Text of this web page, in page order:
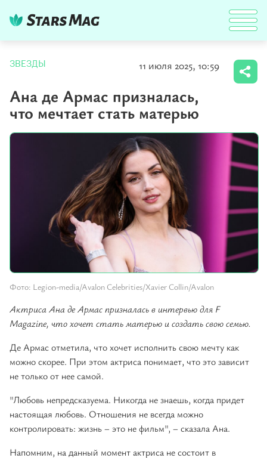
ЗВЕЗДЫ 11 июля 2025, 10:59
Ана де Армас призналась,
что мечтает стать матерью
Фото: Legion-media/Avalon Celebrities/Xavier Collin/Avalon
Актриса Ана де Армас призналась в интервью для F
Magazine, что хочет стать матерью и создать свою семью.
Де Армас отметила, что хочет исполнить свою мечту как
можно скорее. При этом актриса понимает, что это зависит
не только от нее самой.
"Любовь непредсказуема. Никогда не знаешь, когда придет
настоящая любовь. Отношения не всегда можно
контролировать: жизнь – это не фильм", – сказала Ана.
Напомним, на данный момент актриса не состоит в